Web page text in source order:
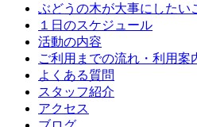
ぶどうの木が大事にしたい
１日のスケジュール
活動の内容
ご利用までの流れ・利用案
よくある質問
スタッフ紹介
アクセス